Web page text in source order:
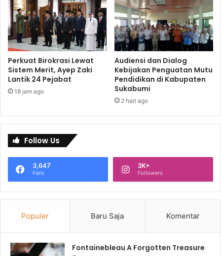
Perkuat Birokrasi Lewat
Sistem Merit, Ayep Zaki
Lantik 24 Pejabat
18 jam ago
Audiensi dan Dialog
Kebijakan Penguatan Mutu
Pendidikan di Kabupaten
Sukabumi
2 hari ago
Follow Us
3,647
Fans
3K+
Followers
Populer Baru Saja Komentar
Fontainebleau A Forgotten Treasure